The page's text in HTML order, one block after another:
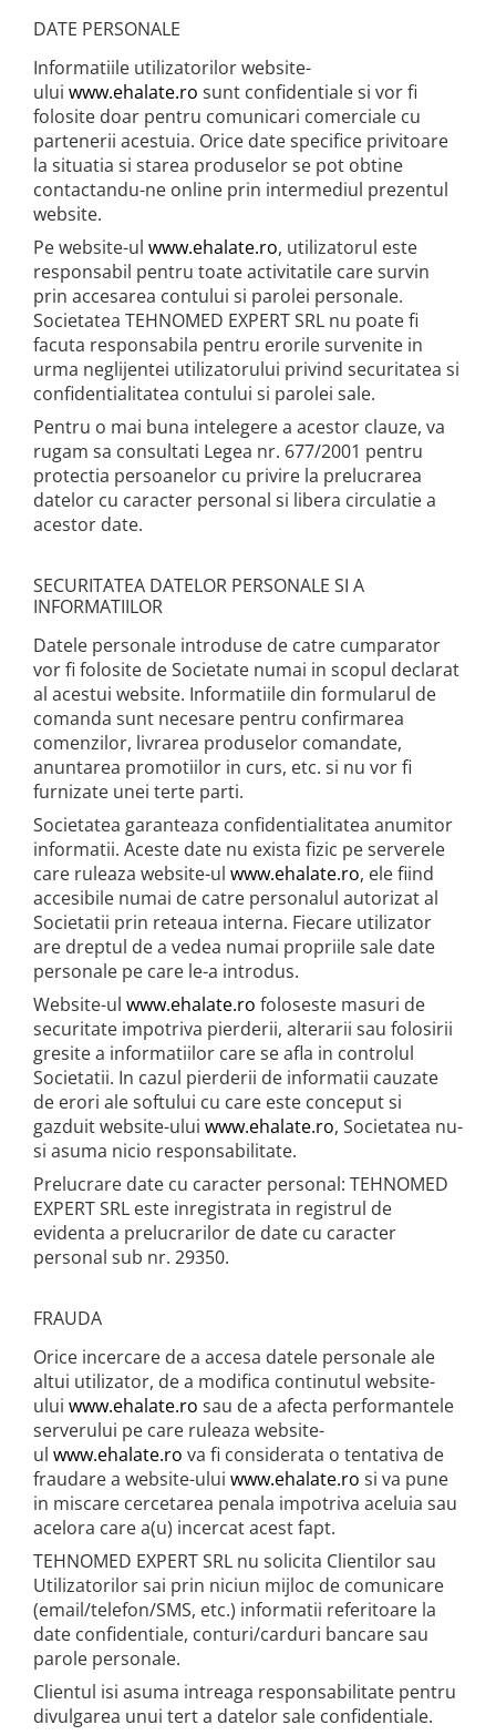
DATE PERSONALE
Informatiile utilizatorilor website-
ului www.ehalate.ro sunt confidentiale si vor fi
folosite doar pentru comunicari comerciale cu
partenerii acestuia. Orice date specifice privitoare
la situatia si starea produselor se pot obtine
contactandu-ne online prin intermediul prezentul
website.
Pe website-ul www.ehalate.ro, utilizatorul este
responsabil pentru toate activitatile care survin
prin accesarea contului si parolei personale.
Societatea TEHNOMED EXPERT SRL nu poate fi
facuta responsabila pentru erorile survenite in
urma neglijentei utilizatorului privind securitatea si
confidentialitatea contului si parolei sale.
Pentru o mai buna intelegere a acestor clauze, va
rugam sa consultati Legea nr. 677/2001 pentru
protectia persoanelor cu privire la prelucrarea
datelor cu caracter personal si libera circulatie a
acestor date.
SECURITATEA DATELOR PERSONALE SI A
INFORMATIILOR
Datele personale introduse de catre cumparator
vor fi folosite de Societate numai in scopul declarat
al acestui website. Informatiile din formularul de
comanda sunt necesare pentru confirmarea
comenzilor, livrarea produselor comandate,
anuntarea promotiilor in curs, etc. si nu vor fi
furnizate unei terte parti.
Societatea garanteaza confidentialitatea anumitor
informatii. Aceste date nu exista fizic pe serverele
care ruleaza website-ul www.ehalate.ro, ele fiind
accesibile numai de catre personalul autorizat al
Societatii prin reteaua interna. Fiecare utilizator
are dreptul de a vedea numai propriile sale date
personale pe care le-a introdus.
Website-ul www.ehalate.ro foloseste masuri de
securitate impotriva pierderii, alterarii sau folosirii
gresite a informatiilor care se afla in controlul
Societatii. In cazul pierderii de informatii cauzate
de erori ale softului cu care este conceput si
gazduit website-ului www.ehalate.ro, Societatea nu-
si asuma nicio responsabilitate.
Prelucrare date cu caracter personal: TEHNOMED
EXPERT SRL este inregistrata in registrul de
evidenta a prelucrarilor de date cu caracter
personal sub nr. 29350.
FRAUDA
Orice incercare de a accesa datele personale ale
altui utilizator, de a modifica continutul website-
ului www.ehalate.ro sau de a afecta performantele
serverului pe care ruleaza website-
ul www.ehalate.ro va fi considerata o tentativa de
fraudare a website-ului www.ehalate.ro si va pune
in miscare cercetarea penala impotriva aceluia sau
acelora care a(u) incercat acest fapt.
TEHNOMED EXPERT SRL nu solicita Clientilor sau
Utilizatorilor sai prin niciun mijloc de comunicare
(email/telefon/SMS, etc.) informatii referitoare la
date confidentiale, conturi/carduri bancare sau
parole personale.
Clientul isi asuma intreaga responsabilitate pentru
divulgarea unui tert a datelor sale confidentiale.